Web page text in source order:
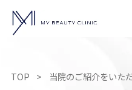
TOP 当院のご紹介をいた